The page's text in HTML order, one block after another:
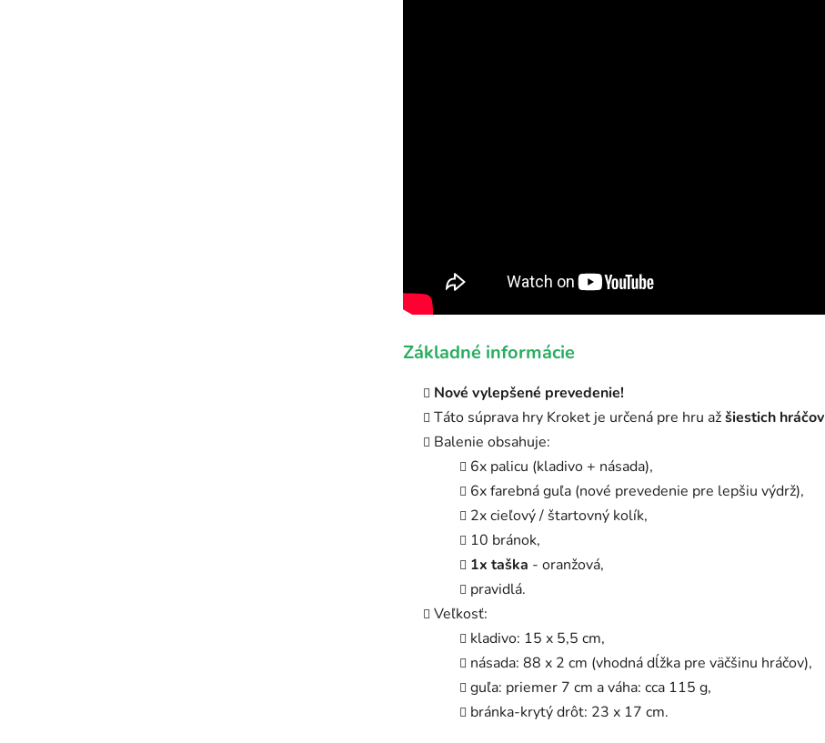
Základné informácie
Nové vylepšené prevedenie!
Táto súprava hry Kroket je určená pre hru ažšiestich hráčov
Balenie obsahuje:
6x palicu (kladivo + násada),
6x farebná guľa (nové prevedenie pre lepšiu výdrž),
2x cieľový / štartovný kolík,
10 bránok,
1x taška - oranžová,
pravidlá.
Veľkosť:
kladivo: 15 x 5,5 cm,
násada: 88 x 2 cm (vhodná dĺžka pre väčšinu hráčov),
guľa: priemer 7 cm a váha: cca 115 g,
bránka-krytý drôt: 23 x 17 cm.